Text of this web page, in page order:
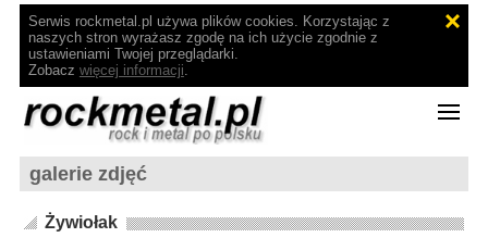
Serwis rockmetal.pl używa plików cookies. Korzystając z
naszych stron wyrażasz zgodę na ich użycie zgodnie z
ustawieniami Twojej przeglądarki.
Zobacz więcej informacji.
galerie zdjęć
Żywiołak